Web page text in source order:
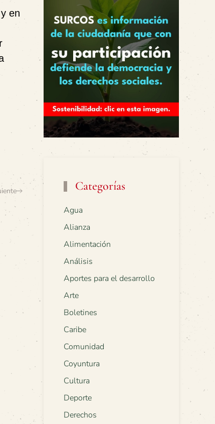
en
Categorías
Agua
Alianza
Alimentación
Análisis
Aportes para el desarrollo
Arte
Boletines
Caribe
Comunidad
Coyuntura
Cultura
Deporte
Derechos